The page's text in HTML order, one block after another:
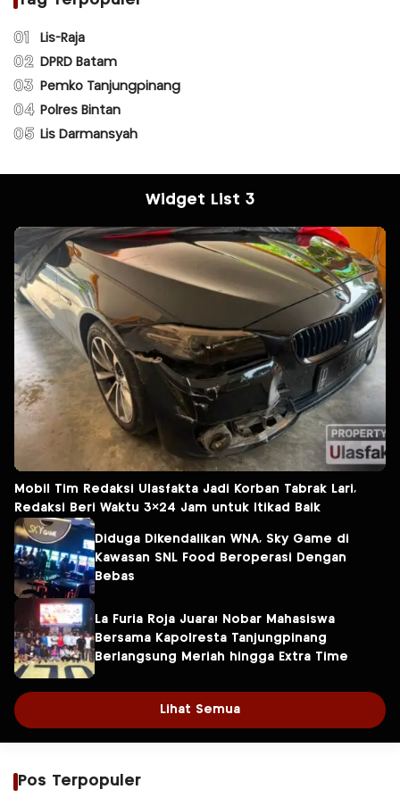
01 Lis-Raja
02 DPRD Batam
03 Pemko Tanjungpinang
04 Polres Bintan
05 Lis Darmansyah
Widget List 3
Mobil Tim Redaksi Ulasfakta Jadi Korban Tabrak Lari,
Redaksi Beri Waktu 3×24 Jam untuk Itikad Baik
Diduga Dikendalikan WNA, Sky Game di
Kawasan SNL Food Beroperasi Dengan
Bebas
La Furia Roja Juara! Nobar Mahasiswa
Bersama Kapolresta Tanjungpinang
Berlangsung Meriah hingga Extra Time
Lihat Semua
Pos Terpopuler